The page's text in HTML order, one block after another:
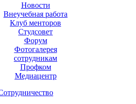
Новости
Внеучебная работа
Клуб менторов
Студсовет
Форум
Фотогалерея
сотрудникам
Профком
Медиацентр